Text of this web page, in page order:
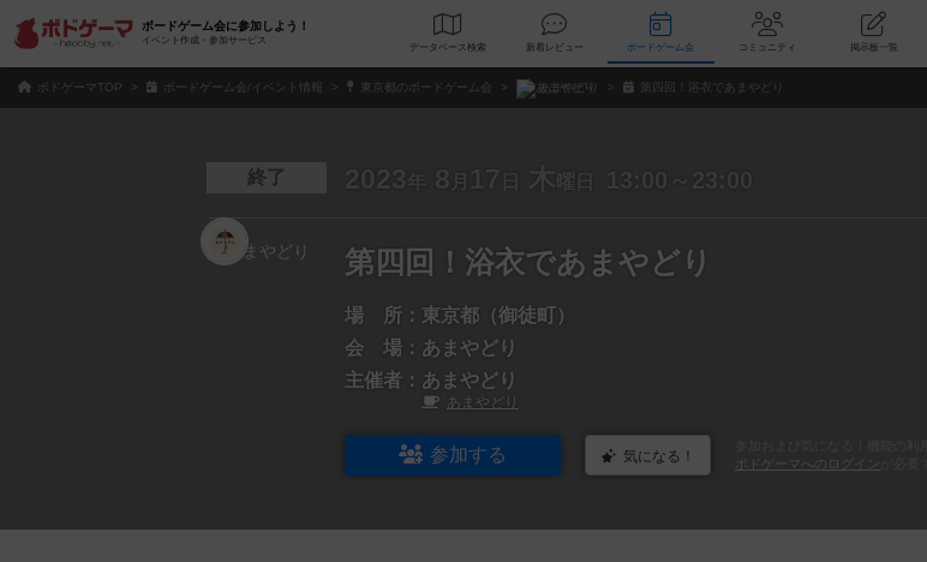
ボードゲーム会に参加しよう！
イベント作成・参加サービス
データベース 検索 新着レビュー ボードゲーム会 コミュニティ
ボドゲーマTOP ボードゲーム会/イベント情報 東京都のボードゲーム会 あまやどり 第四回！浴衣であまやどり
終了 2023 年 8 月 17 日 木 曜日 13:00～23:00
第四回！浴衣であまやどり
場 所： 東京都（御徒町）
会 場： あまやどり
主催者： あまやどり
あまやどり
参加する 気になる！
ボドゲーマへのログイン